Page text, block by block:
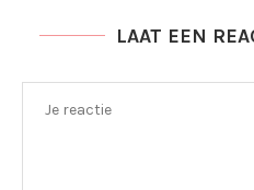
LAAT EEN